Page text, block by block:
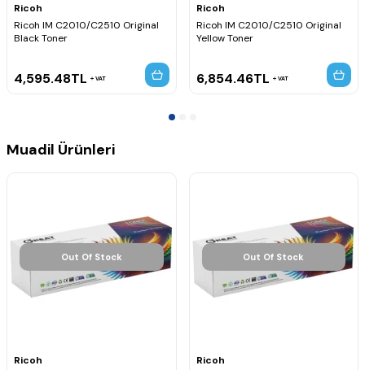
Uyumlu Yazıcı Modelleri
Ricoh IM C2010A
Ricoh
Ricoh IM C2010/C2510 Original
Black Toner
4,595.48TL VAT
Ricoh
Ricoh IM C2010/C2510 Original
Yellow Toner
6,854.46TL VAT
Muadil Ürünleri
Out Of Stock
Ricoh
Out Of Stock
Ricoh